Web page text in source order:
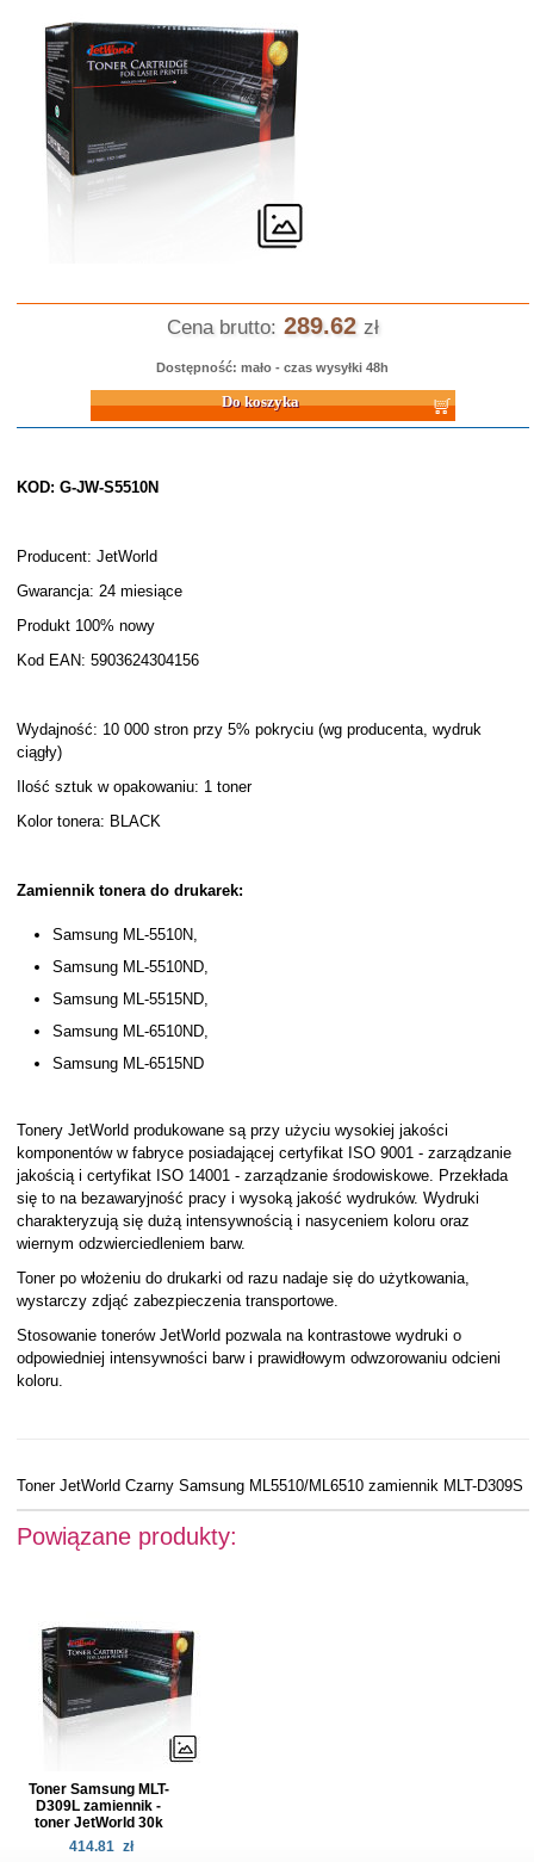
Cena brutto: 289.62 zł
Dostępność: mało - czas wysyłki 48h
Do koszyka
KOD: G-JW-S5510N
Producent: JetWorld
Gwarancja: 24 miesiące
Produkt 100% nowy
Kod EAN: 5903624304156
Wydajność: 10 000 stron przy 5% pokryciu (wg producenta, wydruk
ciągły)
Ilość sztuk w opakowaniu: 1 toner
Kolor tonera: BLACK
Zamiennik tonera do drukarek:
Samsung ML-5510N,
Samsung ML-5510ND,
Samsung ML-5515ND,
Samsung ML-6510ND,
Samsung ML-6515ND
Tonery JetWorld produkowane są przy użyciu wysokiej jakości
komponentów w fabryce posiadającej certyfikat ISO 9001 - zarządzanie
jakością i certyfikat ISO 14001 - zarządzanie środowiskowe. Przekłada
się to na bezawaryjność pracy i wysoką jakość wydruków. Wydruki
charakteryzują się dużą intensywnością i nasyceniem koloru oraz
wiernym odzwierciedleniem barw.
Toner po włożeniu do drukarki od razu nadaje się do użytkowania,
wystarczy zdjąć zabezpieczenia transportowe.
Stosowanie tonerów JetWorld pozwala na kontrastowe wydruki o
odpowiedniej intensywności barw i prawidłowym odwzorowaniu odcieni
koloru.
Toner JetWorld Czarny Samsung ML5510/ML6510 zamiennik MLT-D309S
Powiązane produkty:
Toner Samsung MLT-
D309L zamiennik -
toner JetWorld 30k
414.81 zł